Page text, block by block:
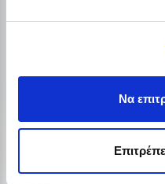
Να
Κάμερα:
12 MP